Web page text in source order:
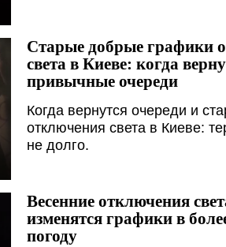
Старые добрые графики
света в Киеве: когда
привычные очереди
Когда вернутся очереди и
отключения света в Киеве:
не долго.
Весенние отключения
изменятся графики в
погоду